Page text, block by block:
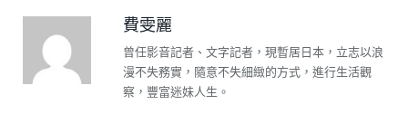
費雯麗
曾任影音記者、文字記者，現暫居日本，立志以浪
漫不失務實，隨意不失細緻的方式，進行生活觀
察，豐富迷妹人生。